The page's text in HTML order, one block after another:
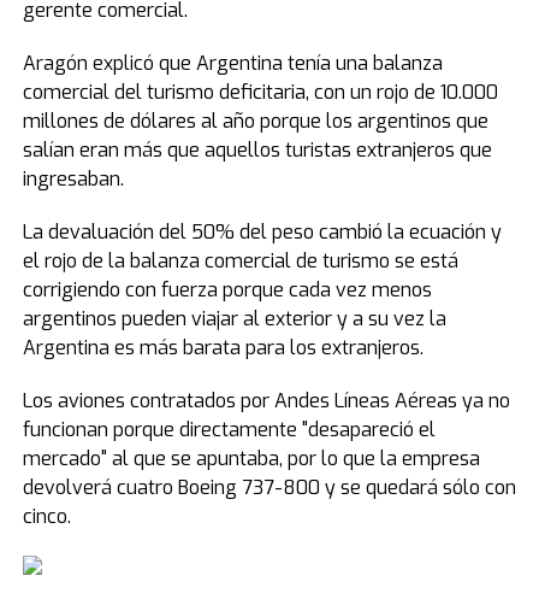
gerente comercial.
Aragón explicó que Argentina tenía una balanza
comercial del turismo deficitaria, con un rojo de 10.000
millones de dólares al año porque los argentinos que
salían eran más que aquellos turistas extranjeros que
ingresaban.
La devaluación del 50% del peso cambió la ecuación y
el rojo de la balanza comercial de turismo se está
corrigiendo con fuerza porque cada vez menos
argentinos pueden viajar al exterior y a su vez la
Argentina es más barata para los extranjeros.
Los aviones contratados por Andes Líneas Aéreas ya no
funcionan porque directamente "desapareció el
mercado" al que se apuntaba, por lo que la empresa
devolverá cuatro Boeing 737-800 y se quedará sólo con
cinco.